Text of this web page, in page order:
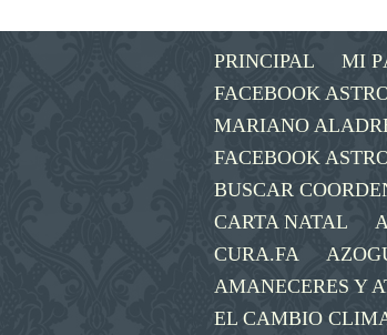
PRINCIPAL MI
FACEBOOK
MARIANO
FACEBOOK
BUSCAR
CARTA NATAL
CURA.FA
AMANECERES Y
EL CAMBIO